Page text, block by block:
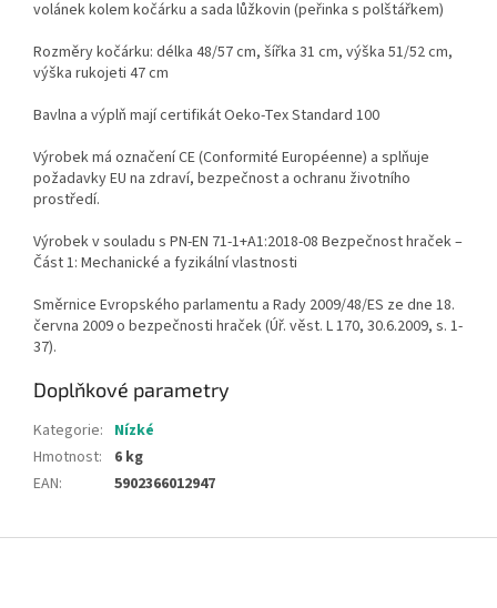
volánek kolem kočárku a sada lůžkovin (peřinka s polštářkem)
Rozměry kočárku: délka 48/57 cm, šířka 31 cm, výška 51/52 cm,
výška rukojeti 47 cm
Bavlna a výplň mají certifikát Oeko-Tex Standard 100
Výrobek má označení CE (Conformité Européenne) a splňuje
požadavky EU na zdraví, bezpečnost a ochranu životního
prostředí.
Výrobek v souladu s PN-EN 71-1+A1:2018-08 Bezpečnost hraček –
Část 1: Mechanické a fyzikální vlastnosti
Směrnice Evropského parlamentu a Rady 2009/48/ES ze dne 18.
června 2009 o bezpečnosti hraček (Úř. věst. L 170, 30.6.2009, s. 1-
37).
Doplňkové parametry
Kategorie: Nízké
Hmotnost:
6 kg
EAN: 5902366012947